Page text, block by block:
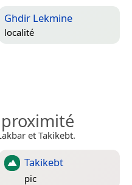
Ghdir Lekmine
localité
et Takikebt.
Takikebt
pic